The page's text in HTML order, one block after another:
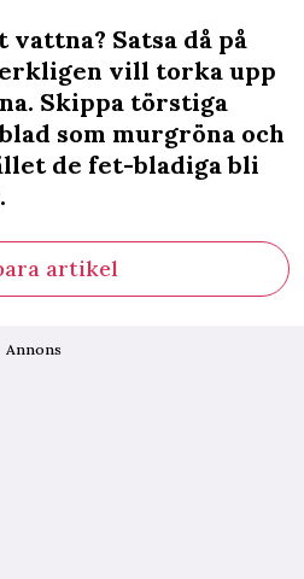
Satsa då på
vill torka upp
Skippa törstiga
som murgröna och
de fet-bladiga bli
artikel
Annons